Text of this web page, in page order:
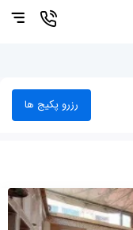
رزرو پکیج ها